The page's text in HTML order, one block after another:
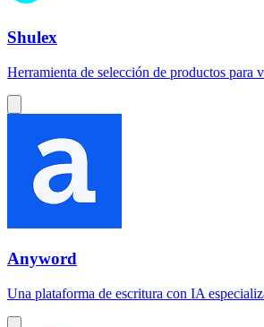
Shulex
Herramienta de selección de productos para
Anyword
Una plataforma de escritura con IA